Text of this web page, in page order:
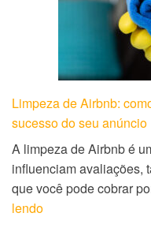
Limpeza de Airbnb:
sucesso do seu anúncio
A limpeza de Airbnb é
influenciam avaliações,
que você pode cobrar
lendo